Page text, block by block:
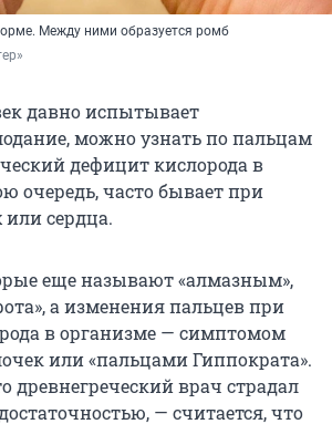
Между ними образуется ромб
давно испытывает
можно узнать по пальцам
дефицит кислорода в
очередь, часто бывает при
или сердца.
еще называют «алмазным»,
а изменения пальцев при
в организме — симптомом
или «пальцами Гиппократа».
древнегреческий врач страдал
— считается, что